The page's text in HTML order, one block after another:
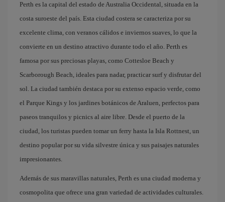
Perth es la capital del estado de Australia Occidental, situada en la
costa suroeste del país. Esta ciudad costera se caracteriza por su
excelente clima, con veranos cálidos e inviernos suaves, lo que la
convierte en un destino atractivo durante todo el año. Perth es
famosa por sus preciosas playas, como Cottesloe Beach y
Scarborough Beach, ideales para nadar, practicar surf y disfrutar del
sol. La ciudad también destaca por su extenso espacio verde, como
el Parque Kings y los jardines botánicos de Araluen, perfectos para
paseos tranquilos y picnics al aire libre. Desde el puerto de la
ciudad, los turistas pueden tomar un ferry hasta la Isla Rottnest, un
destino popular por su vida silvestre única y sus paisajes naturales
impresionantes.
Además de sus maravillas naturales, Perth es una ciudad moderna y
cosmopolita que ofrece una gran variedad de actividades culturales.